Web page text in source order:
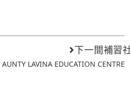
下一間補習
AUNTY LAVINA EDUCATION CENTRE